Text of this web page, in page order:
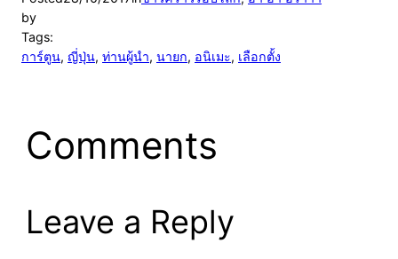
by
Tags:
การ์ตูน, ญี่ปุ่น, ท่านผู้นำ, นายก, อนิเมะ, เลือกตั้ง
Comments
Leave a Reply